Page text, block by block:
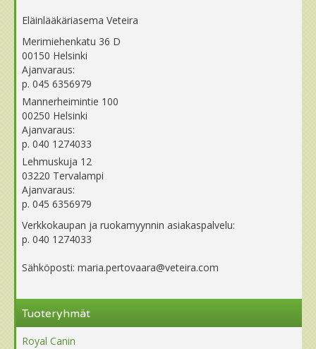
Eläinlääkäriasema Veteira
Merimiehenkatu 36 D
00150 Helsinki
Ajanvaraus:
p. 045 6356979
Mannerheimintie 100
00250 Helsinki
Ajanvaraus:
p. 040 1274033
Lehmuskuja 12
03220 Tervalampi
Ajanvaraus:
p. 045 6356979
Verkkokaupan ja ruokamyynnin asiakaspalvelu:
p. 040 1274033
Sähköposti: maria.pertovaara@veteira.com
Tuoteryhmät
Royal Canin